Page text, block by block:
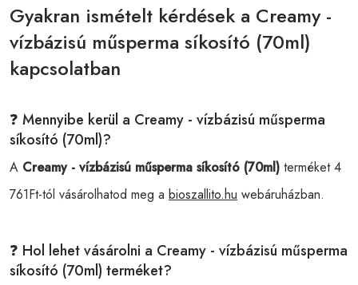
Gyakran ismételt kérdések a Creamy -
vízbázisú műsperma síkosító (70ml)
kapcsolatban
❓ Mennyibe kerül a Creamy - vízbázisú műsperma
síkosító (70ml)?
A Creamy - vízbázisú műsperma síkosító (70ml) terméket 4
761Ft-tól vásárolhatod meg a bioszallito.hu webáruházban.
❓ Hol lehet vásárolni a Creamy - vízbázisú műsperma
síkosító (70ml) terméket?